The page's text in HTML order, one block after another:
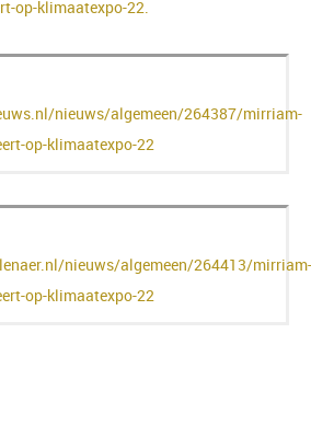
op-klimaatexpo-22.
nieuws/algemeen/264387/mirriam-
op-klimaatexpo-22
nieuws/algemeen/264413/mirriam-
op-klimaatexpo-22